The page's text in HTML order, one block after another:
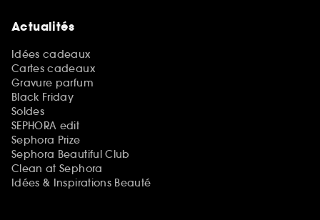
Actualités
Idées cadeaux
Cartes cadeaux
Gravure parfum
Black Friday
Soldes
SEPHORA edit
Sephora Prize
Sephora Beautiful Club
Clean at Sephora
Idées & Inspirations Beauté